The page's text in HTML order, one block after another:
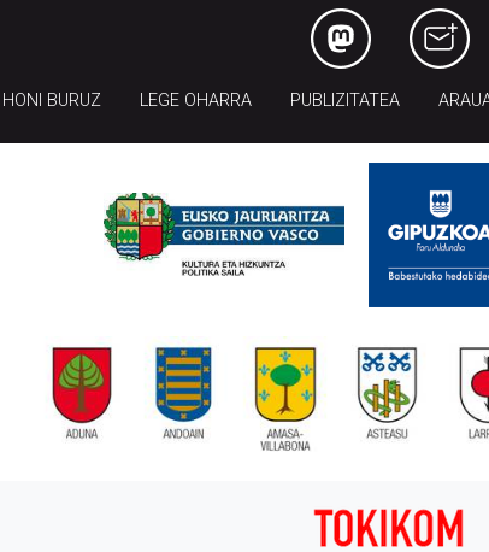
HONI BURUZ LEGE OHARRA PUBLIZITATEA